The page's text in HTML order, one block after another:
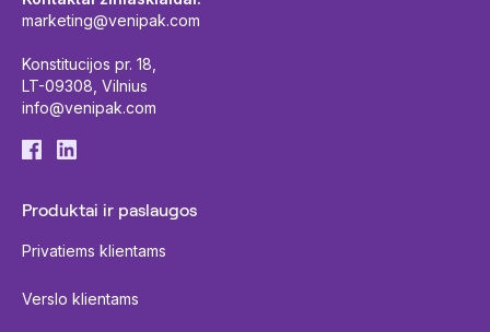
marketing@venipak.com
Konstitucijos pr. 18,
LT-09308, Vilnius
info@venipak.com
Produktai ir paslaugos
Privatiems klientams
Verslo klientams